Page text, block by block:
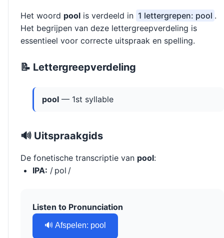
Het woord pool is verdeeld in 1 lettergrepen: pool .
Het begrijpen van deze lettergreepverdeling is
essentieel voor correcte uitspraak en spelling.
📝 Lettergreepverdeling
pool — 1st syllable
🔊 Uitspraakgids
De fonetische transcriptie van pool:
IPA: / pol /
Listen to Pronunciation
🔊 Afspelen: pool